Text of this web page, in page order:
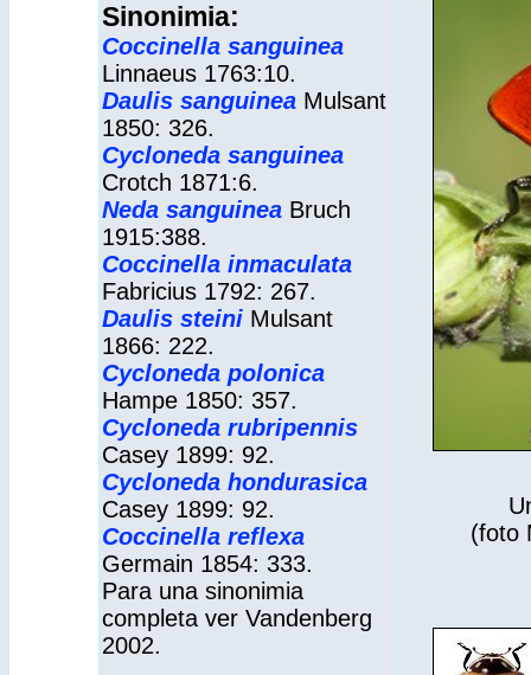
Sinonimia:
Coccinella sanguinea
Linnaeus 1763:10.
Daulis sanguinea Mulsant
1850: 326.
Cycloneda sanguinea
Crotch 1871:6.
Neda sanguinea Bruch
1915:388.
Coccinella inmaculata
Fabricius 1792: 267.
Daulis steini Mulsant
1866: 222.
Cycloneda polonica
Hampe 1850: 357.
Cycloneda rubripennis
Casey 1899: 92.
Cycloneda hondurasica
Casey 1899: 92.
Coccinella reflexa
Germain 1854: 333.
Para una sinonimia
completa ver Vandenberg
2002.
(foto